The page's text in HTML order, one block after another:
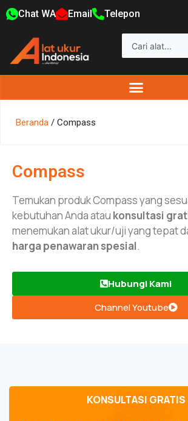
Chat WA Email Telepon
Beranda / Compass
Compass
Temukan produk Compass yang
kebutuhan Anda atau konsultasi
menemukan alat ukur/uji yang tepat
harga penawaran spesial.
Hubungi Kami
Channel Youtube
KONSULTASI GRATIS